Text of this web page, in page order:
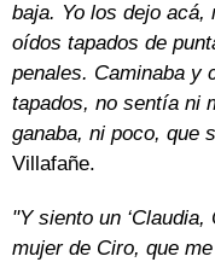
baja. Yo los dejo acá,
oídos tapados de
penales. Caminaba y
tapados, no sentía ni
ganaba, ni poco, que
Villafañe.
"Y siento un
mujer de Ciro, que